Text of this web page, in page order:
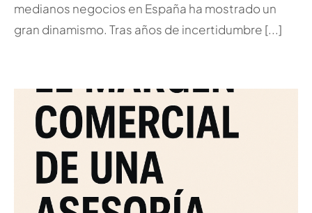
medianos negocios en España ha mostrado un
gran dinamismo. Tras años de incertidumbre [...]